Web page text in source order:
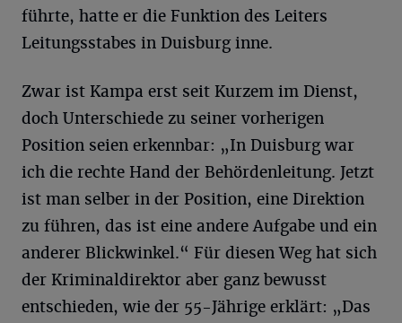
führte, hatte er die Funktion des Leiters
Leitungsstabes in Duisburg inne.
Zwar ist Kampa erst seit Kurzem im Dienst,
doch Unterschiede zu seiner vorherigen
Position seien erkennbar: „In Duisburg war
ich die rechte Hand der Behördenleitung. Jetzt
ist man selber in der Position, eine Direktion
zu führen, das ist eine andere Aufgabe und ein
anderer Blickwinkel.“ Für diesen Weg hat sich
der Kriminaldirektor aber ganz bewusst
entschieden, wie der 55-Jährige erklärt: „Das